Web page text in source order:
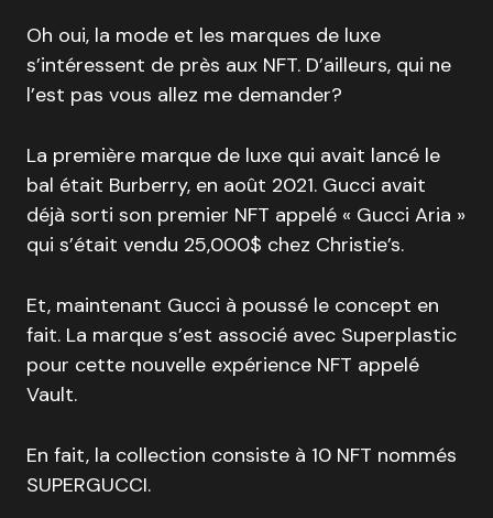
Oh oui, la mode et les marques de luxe
s’intéressent de près aux NFT. D’ailleurs, qui ne
l’est pas vous allez me demander?
La première marque de luxe qui avait lancé le
bal était Burberry, en août 2021. Gucci avait
déjà sorti son premier NFT appelé « Gucci Aria »
qui s’était vendu 25,000$ chez Christie’s.
Et, maintenant Gucci à poussé le concept en
fait. La marque s’est associé avec Superplastic
pour cette nouvelle expérience NFT appelé
Vault.
En fait, la collection consiste à 10 NFT nommés
SUPERGUCCI.